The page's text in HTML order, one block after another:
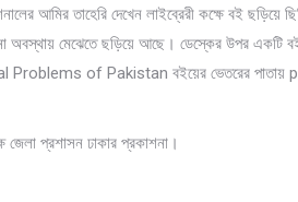
আমির তাহেরি দেখেন লাইব্রেরী কক্ষে বই
অবস্থায় মেঝেতে ছড়িয়ে আছে। ডেস্কের উপর একটি
of Pakistan বইয়ের ভেতরের
জেলা প্রশাসন ঢাকার প্রকাশনা।